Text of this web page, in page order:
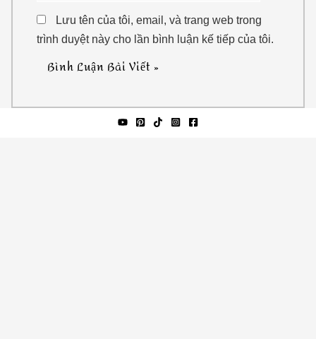
Lưu tên của tôi, email, và trang web trong
trình duyệt này cho lần bình luận kế tiếp của tôi.